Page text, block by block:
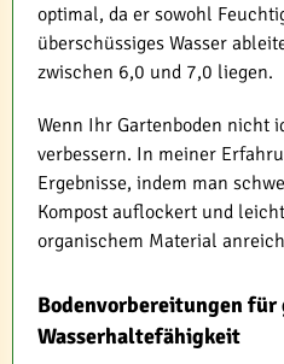
optimal, da er sowohl
überschüssiges Wasser
zwischen 6,0 und 7,0 liegen.
Wenn Ihr Gartenboden nicht
verbessern. In meiner
Ergebnisse, indem man
Kompost auflockert und
organischem Material
Bodenvorbereitungen für
Wasserhaltefähigkeit